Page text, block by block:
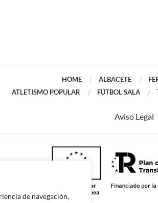
de navegación,
HOME ALBACETE
ATLETISMO POPULAR
FÚTBOL SALA
Aviso Legal